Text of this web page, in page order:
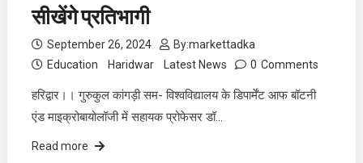
सीखेंगे प्रतिभागी
September 26, 2024 By:markettadka
Education
Haridwar Latest News 0 Comments
हरिद्वार।। गुरुकुल कांगड़ी सम- विश्वविद्यालय के डिपार्मेंट आफ बॉटनी
एंड माइक्रोबायोलॉजी में सहायक प्रोफेसर डॉ…
Read more